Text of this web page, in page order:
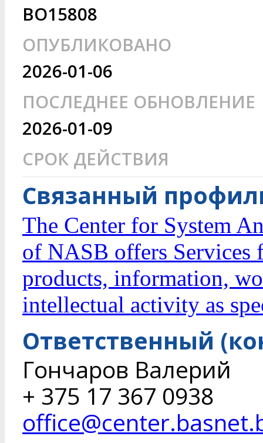
BO15808
ОПУБЛИКОВАНО
2026-01-06
ПОСЛЕДНЕЕ ОБНОВЛЕНИЕ
2026-01-09
СРОК ДЕЙСТВИЯ
Связанный
The Center for System
of NASB offers
products, information,
intellectual activity as
Ответственный
Гончаров Валерий
+ 375 17 367 0938